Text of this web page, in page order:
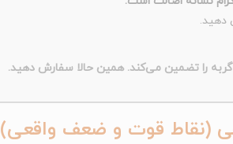
را تضمین می‌کند. همین حالا سفارش دهید.
(نقاط قوت و ضعف واقعی)